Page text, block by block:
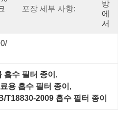
포장 세부 사항:
방
에
서
흡수 필터 종이 ,
용 흡수 필터 종이 ,
T18830-2009 흡수 필터 종이